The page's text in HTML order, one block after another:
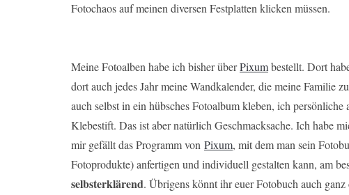
Fotochaos auf meinen diversen Festplatten klicken müssen.
Meine Fotoalben habe ich bisher überPixumbestellt. Dort
dort auch jedes Jahr meine Wandkalender, die meine Familie
auch selbst in ein hübsches Fotoalbum kleben, ich
Klebestift. Das ist aber natürlich Geschmacksache. Ich habe
mir gefällt das Programm von Pixum, mit dem man sein
Fotoprodukte) anfertigen und individuell gestalten kann, am
selbsterklärend. Übrigens könnt ihr euer Fotobuch auch